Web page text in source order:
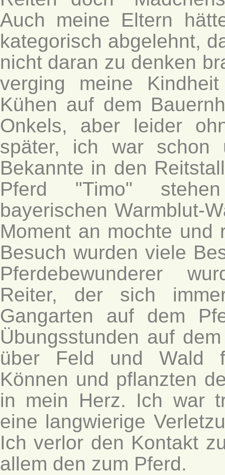
Auch meine Eltern
kategorisch abgelehnt,
nicht daran zu denken
verging meine
Kühen auf dem
Onkels, aber leider
später, ich war schon
Bekannte in den
Pferd "Timo"
bayerischen Warmblut-
Moment an mochte und
Besuch wurden viele
Pferdebewunderer
Reiter, der sich
Gangarten auf dem
Übungsstunden auf
über Feld und Wald
Können und pflanzten
in mein Herz. Ich war
eine langwierige
Ich verlor den Kontakt
allem den zum Pferd.